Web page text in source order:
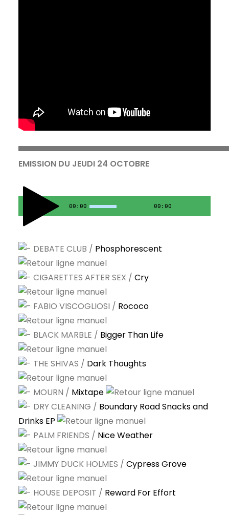
EMISSION DU JEUDI 24 OCTOBRE
00:00 00:00
DEBATE CLUB / Phosphorescent
CIGARETTES AFTER SEX / Cry
FABIO VISCOGLIOSI / Rococo
BLACK MARBLE / Bigger Than Life
THE SHIVAS / Dark Thoughts
MOURN / Mixtape
DRY CLEANING / Boundary Road Snacks and
Drinks EP
PALM FRIENDS / Nice Weather
JIMMY DUCK HOLMES / Cypress Grove
HOUSE DEPOSIT / Reward For Effort